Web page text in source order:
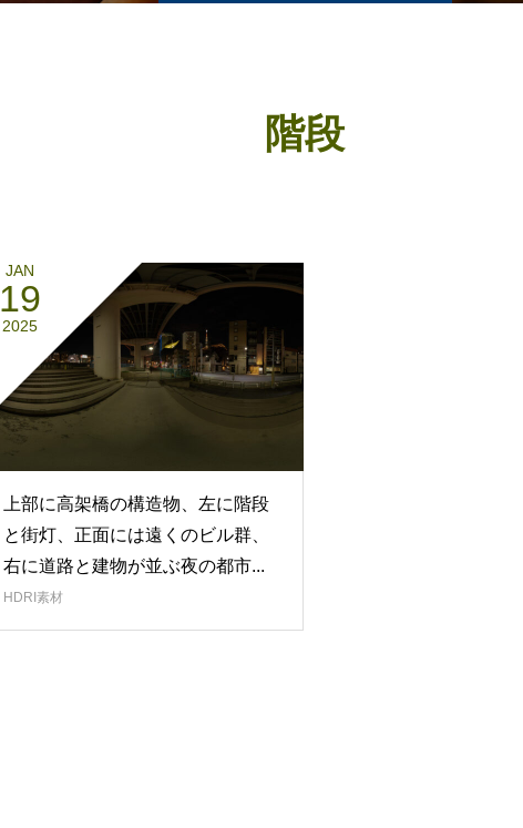
階段
JAN
19
2025
上部に高架橋の構造物、左に階段
と街灯、正面には遠くのビル群、
右に道路と建物が並ぶ夜の都市...
HDRI素材